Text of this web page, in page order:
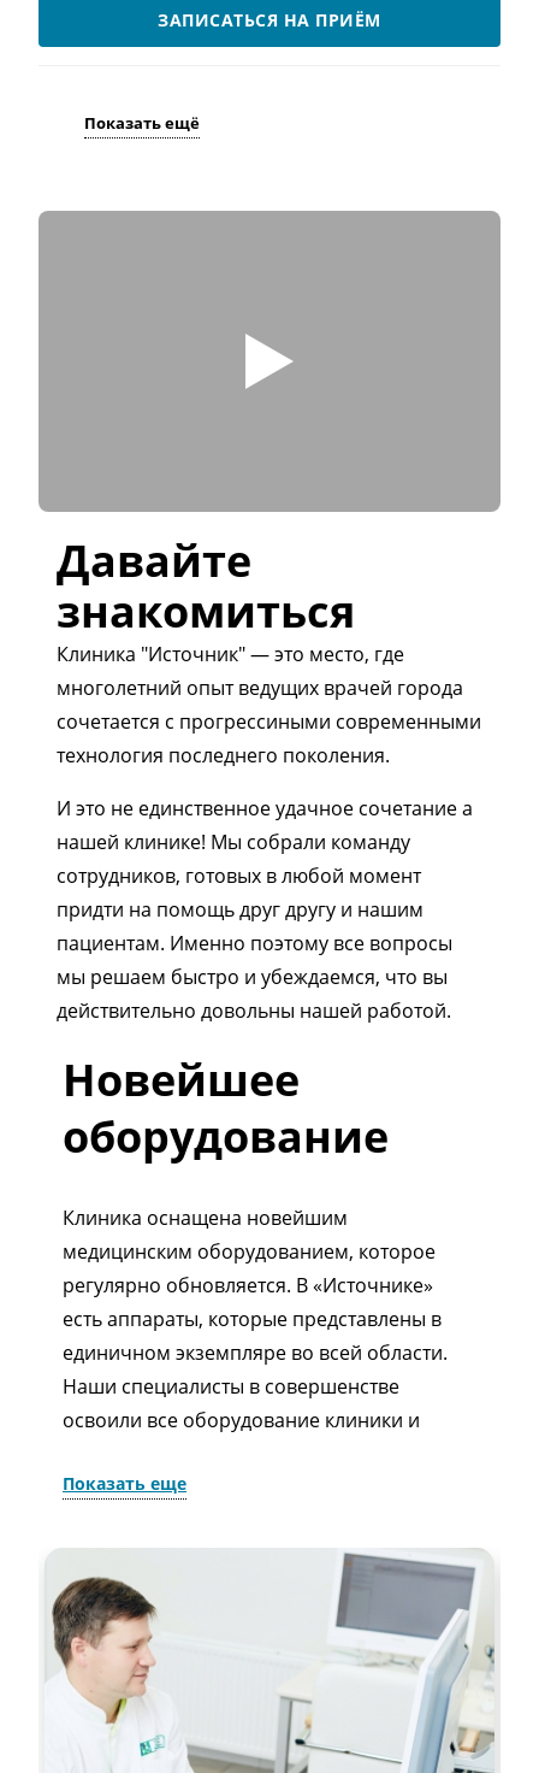
ЗАПИСАТЬСЯ НА ПРИЁМ
Показать ещё
Давайте
знакомиться
Клиника "Источник" — это место, где
многолетний опыт ведущих врачей города
сочетается с прогрессиными современными
технология последнего поколения.
И это не единственное удачное сочетание а
нашей клинике! Мы собрали команду
сотрудников, готовых в любой момент
придти на помощь друг другу и нашим
пациентам. Именно поэтому все вопросы
мы решаем быстро и убеждаемся, что вы
действительно довольны нашей работой.
Новейшее
оборудование
Клиника оснащена новейшим
медицинским оборудованием, которое
регулярно обновляется. В «Источнике»
есть аппараты, которые представлены в
единичном экземпляре во всей области.
Наши специалисты в совершенстве
освоили все оборудование клиники и
регулярно посещаем специализированные
в курсе последних тенденций в мире
медицины.
Показать еще